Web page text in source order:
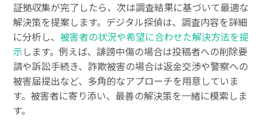
証拠収集が完了したら、次は調査結果に基づいて最適な
解決策を提案します。デジタル探偵は、調査内容を詳細
に分析し、被害者の状況や希望に合わせた解決方法を提
示 します。例えば、誹謗中傷の場合は投稿者への削除要
請や訴訟手続き、詐欺被害の場合は返金交渉や警察への
被害届提出など、多角的なアプローチを用意していま
す。被害者に寄り添い、最善の解決策を一緒に模索しま
す。